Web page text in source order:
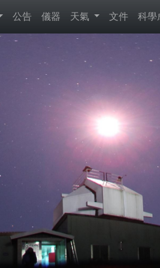
公告 儀器 天氣 文件 科